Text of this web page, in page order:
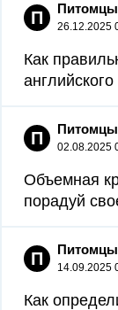
П 26.12.2025
Как
П 02.08.2025
Объемная
порадуй
П 14.09.2025
Как